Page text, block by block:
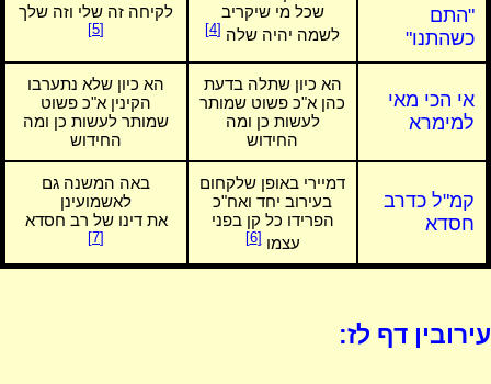
"התם
כשהתנו"
שכל מי שיקריב
לשמה יהיה שלה [4]
לקיחה זה שלי וזה שלך
[5]
אי הכי מאי
למימרא
הא כיון שתלה בדעת
כהן א"כ פשוט שמותר
לעשות כן ומה
החידוש
הא כיון שלא נתערבו
הקינין א"כ פשוט
שמותר לעשות כן ומה
החידוש
קמ"ל כדרב
חסדא
דמיירי באופן שלקחום
בעירוב יחד ואח"כ
הפרידו כל קן בפני
עצמו[6]
באה המשנה גם
לאשמועינן
את דינו של רב חסדא
[7]
עירובין דף לז: